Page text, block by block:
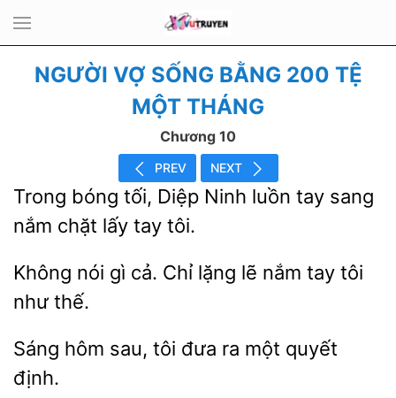
NGƯỜI VỢ SỐNG BẰNG 200 TỆ
MỘT THÁNG
Chương 10
PREV NEXT
Trong bóng
Diệp Ninh luồn tay
nắm chặt lấy tay
Không nói gì Chỉ lặng lẽ nắm
tôi
như
Sáng hôm
đưa ra một
định.